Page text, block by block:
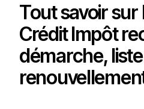
Tout savoir sur
Crédit Impôt
démarche,